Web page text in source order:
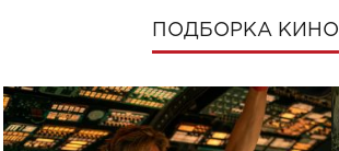
ПОДБОРКА КИНО